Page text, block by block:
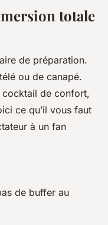
totale
de préparation.
ou de canapé.
cocktail de confort,
ce qu’il vous faut
à un fan
de buffer au